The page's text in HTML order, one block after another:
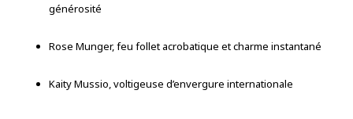
générosité
Rose Munger, feu follet acrobatique et charme instantané
Kaity Mussio, voltigeuse d’envergure internationale